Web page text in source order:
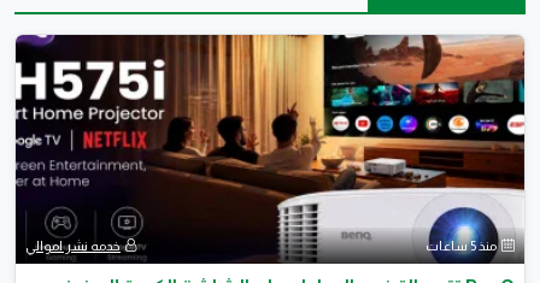
منذ 5 ساعات خدمه نشر اموالي